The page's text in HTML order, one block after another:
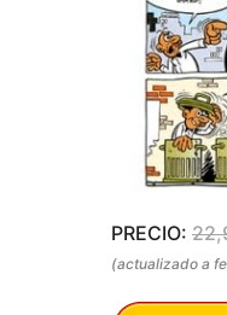
PRECIO:
(actualizado a